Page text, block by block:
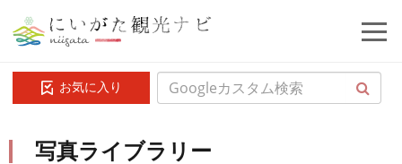
お気に入り
写真ライブラリー